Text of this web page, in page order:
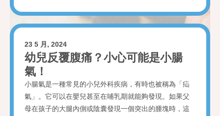
23 5 月, 2024
幼兒反覆腹痛？小心可能是小腸
氣！
小腸氣是一種常見的小兒外科疾病，有時也被稱為「疝
氣」。它可以在嬰兒甚至在哺乳期就能夠發現。如果父
母在孩子的大腿內側或陰囊發現一個突出的腫塊時，這